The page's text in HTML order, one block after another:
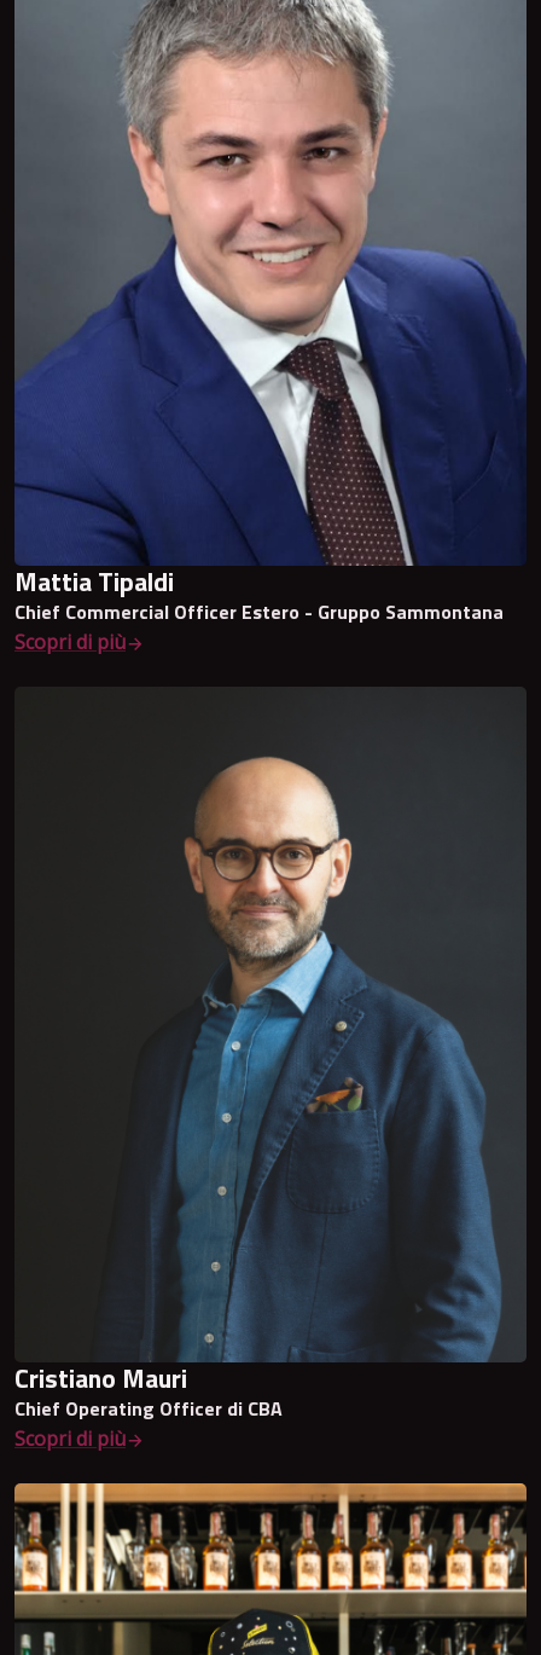
Mattia Tipaldi
Chief Commercial Officer Estero - Gruppo Sammontana
Scopri di più
Cristiano Mauri
Chief Operating Officer di CBA
Scopri di più